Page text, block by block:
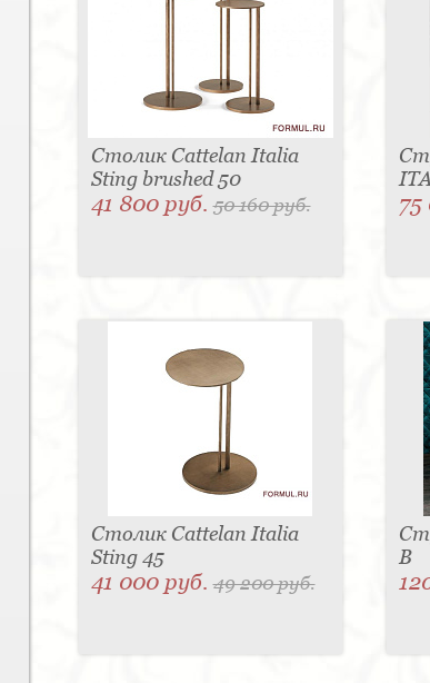
Столик Cattelan Italia
Sting brushed 50
41 800 руб.50 160 руб. 75
Столик Cattelan Italia
Sting 45
41 000 руб.49 200 руб.
B